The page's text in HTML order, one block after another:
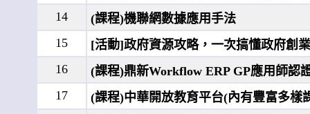
14
(課程)機聯網數據應用手法
15
[活動]政府資源攻略，一次搞懂政府創
16
(課程)鼎新Workflow ERP GP應用師認
17
(課程)中華開放教育平台(內有豐富多樣